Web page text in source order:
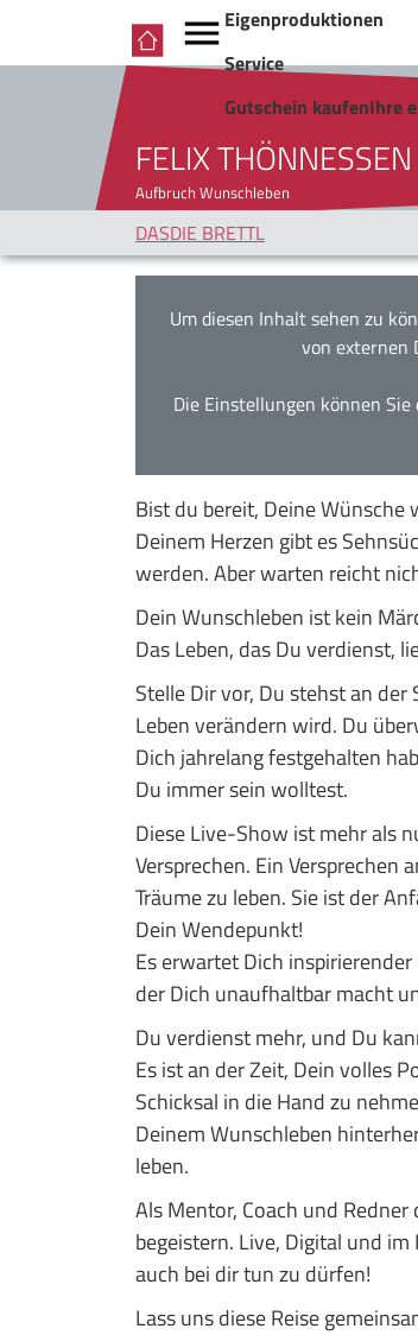
Eigenproduktionen
Service
Gutschein kaufenIhre
FELIX THÖNNESSEN
Aufbruch Wunschleben
DASDIE BRETTL
Um diesen Inhalt sehen zu
von externen
Die Einstellungen können
Bist du bereit, Deine
Deinem Herzen gibt es
werden. Aber warten reicht
Dein Wunschleben ist kein
Das Leben, das Du verdienst,
Stelle Dir vor, Du stehst an
Leben verändern wird. Du
Dich jahrelang festgehalten
Du immer sein wolltest.
Diese Live-Show ist mehr als
Versprechen. Ein Versprechen
Träume zu leben. Sie ist der
Dein Wendepunkt!
Es erwartet Dich
der Dich unaufhaltbar macht
Du verdienst mehr, und Du
Es ist an der Zeit, Dein volles
Schicksal in die Hand zu
Deinem Wunschleben
leben.
Als Mentor, Coach und
begeistern. Live, Digital und
auch bei dir tun zu dürfen!
Lass uns diese Reise